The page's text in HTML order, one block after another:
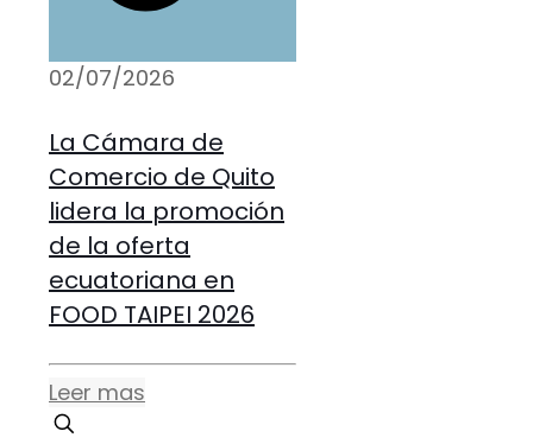
02/07/2026
La Cámara de
Comercio de Quito
lidera la promoción
de la oferta
ecuatoriana en
FOOD TAIPEI 2026
Leer mas